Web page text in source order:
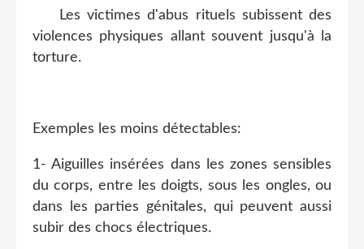
Les victimes d'abus rituels subissent des
violences physiques allant souvent jusqu'à la
torture.
Exemples les moins détectables:
1- Aiguilles insérées dans les zones sensibles
du corps, entre les doigts, sous les ongles, ou
dans les parties génitales, qui peuvent aussi
subir des chocs électriques.